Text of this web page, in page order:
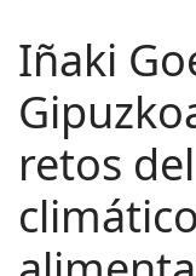
Iñaki
retos